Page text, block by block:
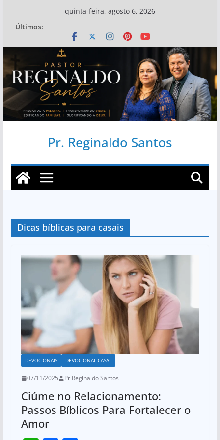
conteúdo
quinta-feira, agosto 6, 2026
Últimos:
Pr. Reginaldo Santos
Dicas bíblicas para casais
DEVOCIONAIS DEVOCIONAL CASAL
07/11/2025 Pr Reginaldo Santos
Ciúme no Relacionamento:
Passos Bíblicos Para Fortalecer o
Amor